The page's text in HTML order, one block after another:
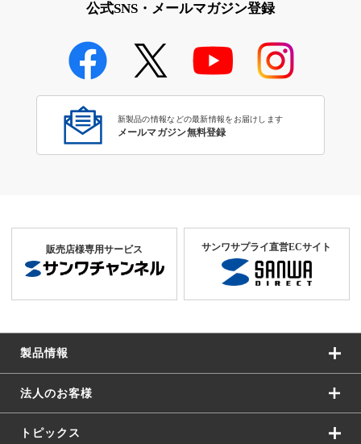
公式SNS・メールマガジン登録
新製品の情報などの最新情報をお届けします
メールマガジン無料登録
販売店様専用サービス サンワサプライ直営ECサイト
製品情報
法人のお客様
トピックス